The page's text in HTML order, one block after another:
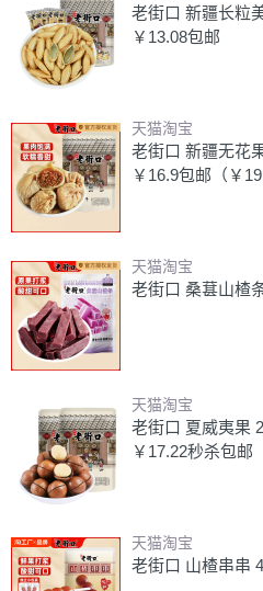
老街口 新疆长粒
￥13.08包邮
天猫淘宝
老街口 新疆无花
￥16.9包邮（￥
天猫淘宝
老街口 桑葚山楂
天猫淘宝
老街口 夏威夷果
￥17.22秒杀包邮
天猫淘宝
老街口 山楂串串